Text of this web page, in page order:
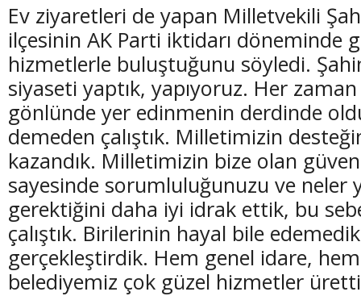
Ev ziyaretleri de yapan Milletvekili
ilçesinin AK Parti iktidarı döneminde
hizmetlerle buluştuğunu söyledi.
siyaseti yaptık, yapıyoruz. Her
gönlünde yer edinmenin derdinde
demeden çalıştık. Milletimizin
kazandık. Milletimizin bize olan
sayesinde sorumluluğunuzu ve neler
gerektiğini daha iyi idrak ettik, bu
çalıştık. Birilerinin hayal bile
gerçekleştirdik. Hem genel idare,
belediyemiz çok güzel hizmetler